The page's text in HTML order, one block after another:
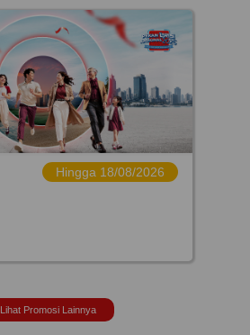
Hingga 18/08/2026
Lihat Promosi Lainnya